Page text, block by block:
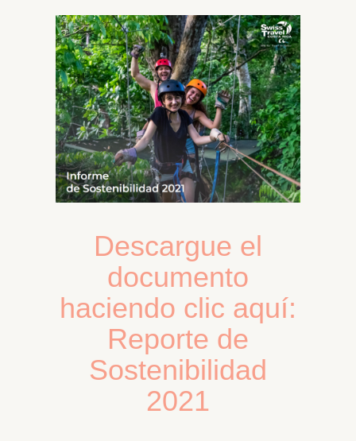
Descargue el
documento
haciendo clic aquí:
Reporte de
Sostenibilidad
2021